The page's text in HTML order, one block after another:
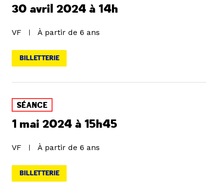
30 avril 2024 à 14h
VF À partir de 6 ans
BILLETTERIE
SÉANCE
1 mai 2024 à 15h45
VF À partir de 6 ans
BILLETTERIE